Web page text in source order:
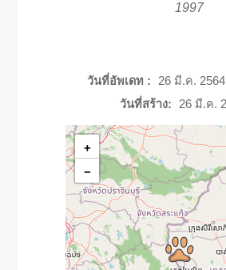
1997
วันที่อัพเดท :
26 มี.ค.
วันที่สร้าง:
26 มี.ค.
+
−